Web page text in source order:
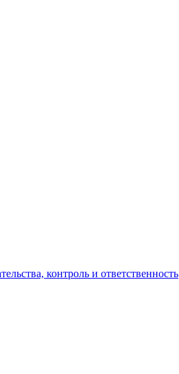
контроль и ответственность